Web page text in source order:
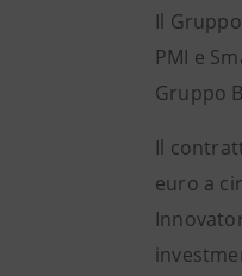
Il
PMI e
Gruppo
Il
euro a